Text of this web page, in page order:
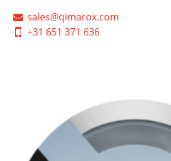
sales@qimarox.com
+31 651 371 636